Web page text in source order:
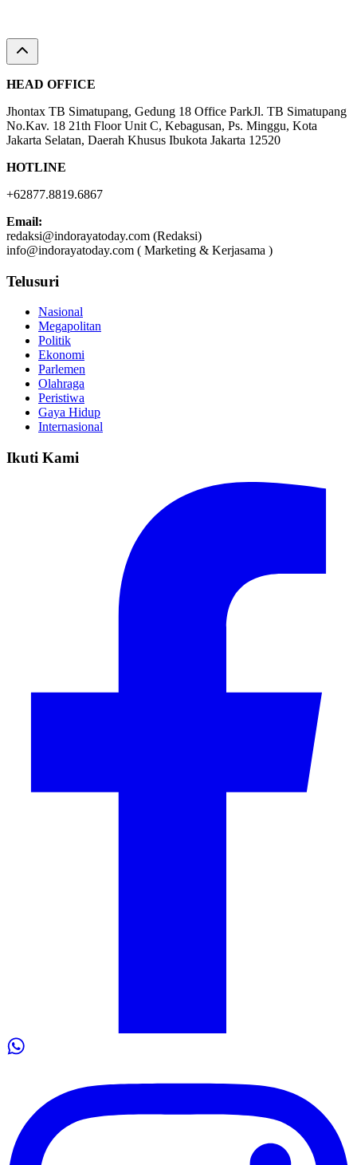
HEAD OFFICE
Jhontax TB Simatupang, Gedung 18 Office ParkJl. TB Simatupang
No.Kav. 18 21th Floor Unit C, Kebagusan, Ps. Minggu, Kota
Jakarta Selatan, Daerah Khusus Ibukota Jakarta 12520
HOTLINE
+62877.8819.6867
Email:
redaksi@indorayatoday.com (Redaksi)
info@indorayatoday.com ( Marketing & Kerjasama )
Telusuri
Nasional
Megapolitan
Politik
Ekonomi
Parlemen
Olahraga
Peristiwa
Gaya Hidup
Internasional
Ikuti Kami